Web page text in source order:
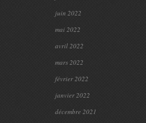
juin 2022
mai 2022
avril 2022
mars 2022
février 2022
janvier 2022
décembre 2021